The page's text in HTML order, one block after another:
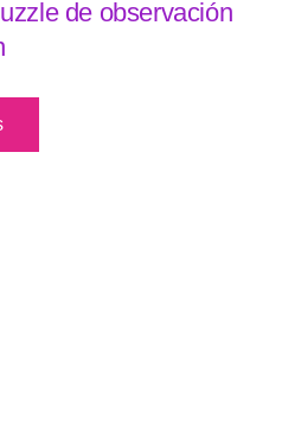
de observación